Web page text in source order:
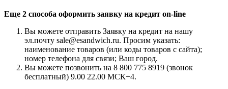
Еще 2 способа оформить заявку на кредит on-line
Вы можете отправить Заявку на кредит на нашу
эл.почту sale@esandwich.ru. Просим указать:
наименование товаров (или коды товаров с сайта);
номер телефона для связи; Ваш город.
Вы можете позвонить на 8 800 775 8919 (звонок
бесплатный) 9.00 22.00 МСК+4.